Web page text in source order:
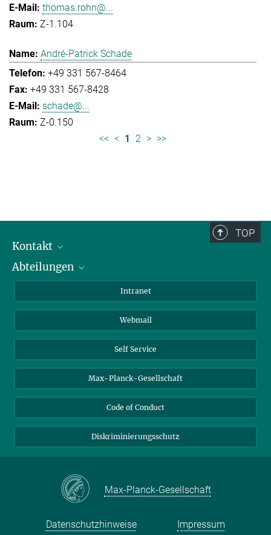
thomas.rohn@...
Z-1.104
André-Patrick Schade
+49 331 567-8464
+49 331 567-8428
schade@...
Z-0.150
<< < 1 2 > >>
TOP
Kontakt
Mitarbeiterverzeichnis
Abteilungen
Biomolekulare Systeme
Kolloidchemie
Nachhaltige und Bio-inspirierte Materialien
Intranet
Webmail
Self Service
Max-Planck-Gesellschaft
Code of Conduct
Diskriminierungsschutz
Max-Planck-Gesellschaft
Datenschutzhinweise Impressum